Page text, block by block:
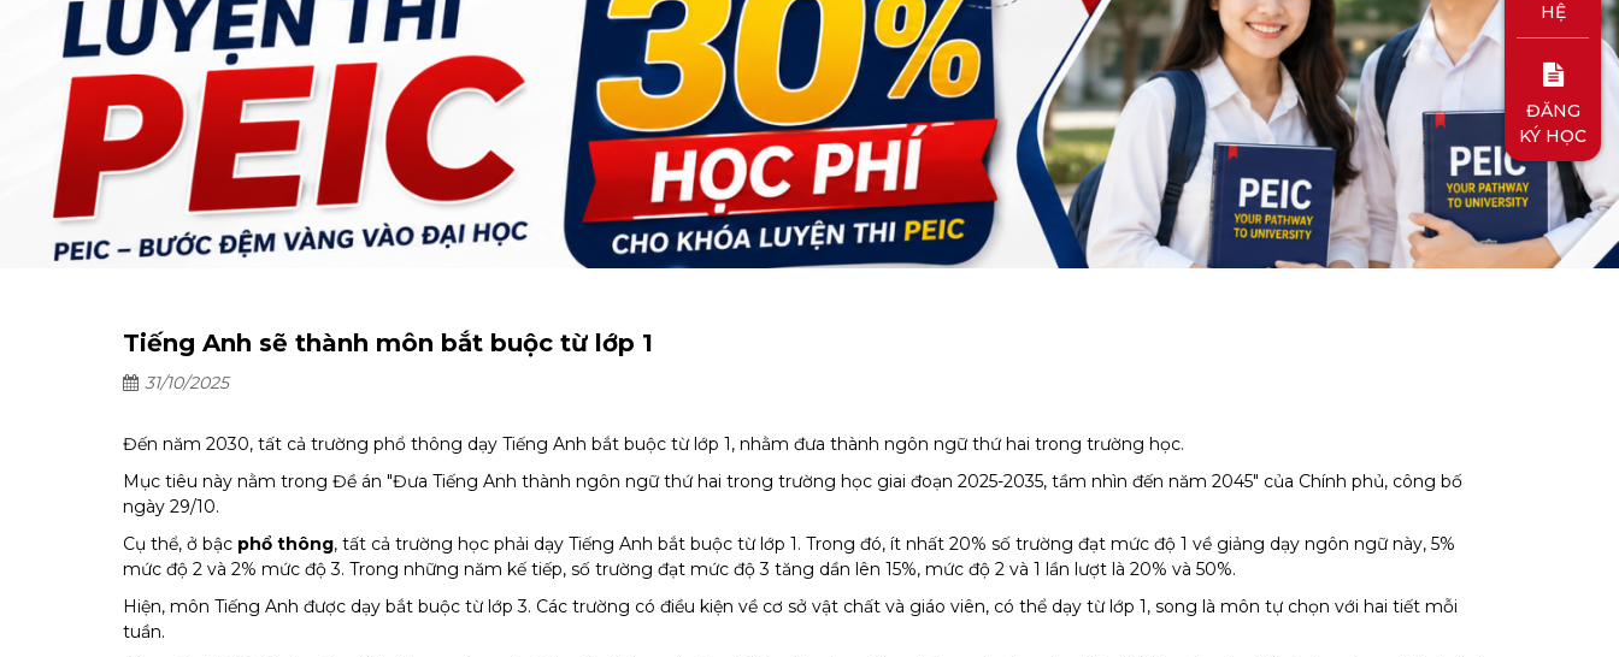
Tiếng Anh sẽ thành môn bắt buộc từ lớp 1
31/10/2025
Đến năm 2030, tất cả trường phổ thông dạy Tiếng Anh bắt buộc từ lớp 1, nhằm đưa thành ngôn ngữ thứ hai trong trường học.
Mục tiêu này nằm trong Đề án "Đưa Tiếng Anh thành ngôn ngữ thứ hai trong trường học giai đoạn 2025-2035, tầm nhìn đến năm 2045" của Chính phủ, công bố
ngày 29/10.
Cụ thể, ở bậc phổ thông, tất cả trường học phải dạy Tiếng Anh bắt buộc từ lớp 1. Trong đó, ít nhất 20% số trường đạt mức độ 1 về giảng dạy ngôn ngữ này, 5%
mức độ 2 và 2% mức độ 3. Trong những năm kế tiếp, số trường đạt mức độ 3 tăng dần lên 15%, mức độ 2 và 1 lần lượt là 20% và 50%.
Hiện, môn Tiếng Anh được dạy bắt buộc từ lớp 3. Các trường có điều kiện về cơ sở vật chất và giáo viên, có thể dạy từ lớp 1, song là môn tự chọn với hai tiết mỗi
tuần.
HỆ
ĐĂNG
KÝ HỌC